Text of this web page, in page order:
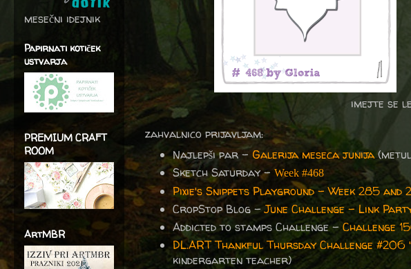
imejte se
zahvalnico prijavljam:
Najlepši par - Galerija meseca junija
Sketch Saturday -Week #468
Pixie's Snippets Playground - Week 285 and
CropStop Blog -June Challenge – Link
Addicted to stamps Challenge - Challenge
DL.ART Thankful Thursday Challenge #206
kindergarten teacher)
mesečni idejnik
Papirnati kotiček
ustvarja
PREMIUM CRAFT
ROOM
ArtMBR